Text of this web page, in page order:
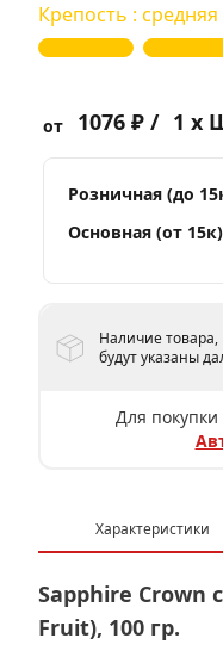
Крепость : средняя
от 1076 ₽ / 1 x
Розничная (до
Основная (от
Наличие товара,
будут указаны
Для
Характеристики
Sapphire Crown
Fruit), 100 гр.